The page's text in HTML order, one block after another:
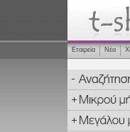
Εταιρεία Νέα